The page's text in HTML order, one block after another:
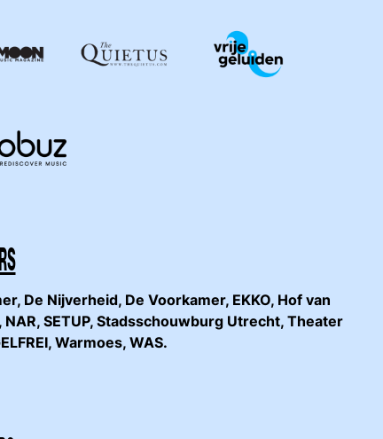
De Nijverheid, De Voorkamer, EKKO, Hof van
SETUP, Stadsschouwburg Utrecht, Theater
Warmoes, WAS.